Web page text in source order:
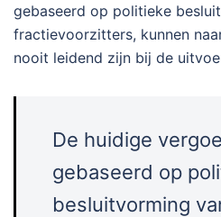
gebaseerd op politieke
fractievoorzitters, kunnen
nooit leidend zijn bij de
De huidige
gebaseerd op
besluitvor­ming